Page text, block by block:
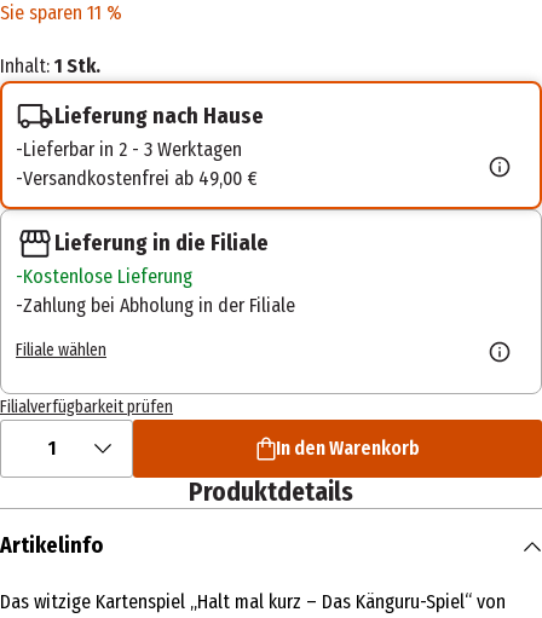
Sie sparen 11 %
Inhalt: 1 Stk.
Lieferung nach Hause
Lieferbar in 2 - 3 Werktagen
Versandkostenfrei ab 49,00 €
Lieferung in die Filiale
Kostenlose Lieferung
Zahlung bei Abholung in der Filiale
Filiale wählen
Filialverfügbarkeit prüfen
1 In den Warenkorb
Produktdetails
Artikelinfo
Das witzige Kartenspiel „Halt mal kurz – Das Känguru-Spiel“ von